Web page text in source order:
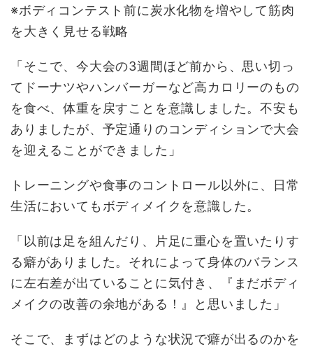
※ボディコンテスト前に炭水化物を増やして筋肉
を大きく見せる戦略
「そこで、今大会の3週間ほど前から、思い切っ
てドーナツやハンバーガーなど高カロリーのもの
を食べ、体重を戻すことを意識しました。不安も
ありましたが、予定通りのコンディションで大会
を迎えることができました」
トレーニングや食事のコントロール以外に、日常
生活においてもボディメイクを意識した。
「以前は足を組んだり、片足に重心を置いたりす
る癖がありました。それによって身体のバランス
に左右差が出ていることに気付き、『まだボディ
メイクの改善の余地がある！』と思いました」
そこで、まずはどのような状況で癖が出るのかを